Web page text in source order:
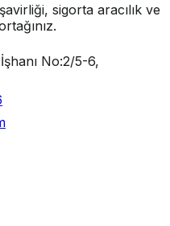
sigorta aracılık ve
No:2/5-6,